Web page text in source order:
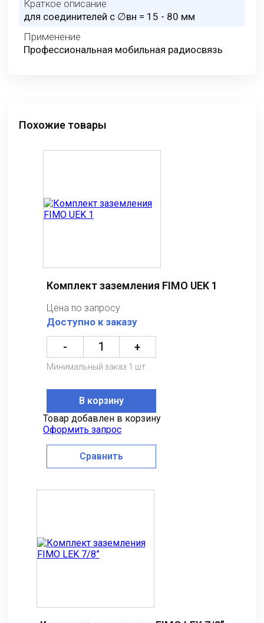
Краткое описание
для соединителей с ∅вн = 15 - 80 мм
Применение
Профессиональная мобильная радиосвязь
Похожие товары
Комплект заземления FIMO UEK 1
Цена по запросу
Доступно к заказу
- +
Минимальный заказ 1 шт.
В корзину
Товар добавлен в корзину
Оформить запрос
Сравнить